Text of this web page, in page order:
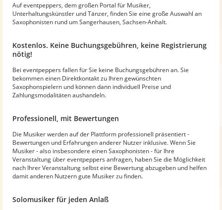
Auf eventpeppers, dem großen Portal für Musiker,
Unterhaltungskünstler und Tänzer, finden Sie eine große Auswahl an
Saxophonisten rund um Sangerhausen, Sachsen-Anhalt.
Kostenlos. Keine Buchungsgebühren, keine Registrierung
nötig!
Bei eventpeppers fallen für Sie keine Buchungsgebühren an. Sie
bekommen einen Direktkontakt zu Ihren gewünschten
Saxophonspielern und können dann individuell Preise und
Zahlungsmodalitäten aushandeln.
Professionell, mit Bewertungen
Die Musiker werden auf der Plattform professionell präsentiert -
Bewertungen und Erfahrungen anderer Nutzer inklusive. Wenn Sie
Musiker - also insbesondere einen Saxophonisten - für Ihre
Veranstaltung über eventpeppers anfragen, haben Sie die Möglichkeit
nach Ihrer Veranstaltung selbst eine Bewertung abzugeben und helfen
damit anderen Nutzern gute Musiker zu finden.
Solomusiker für jeden Anlaß